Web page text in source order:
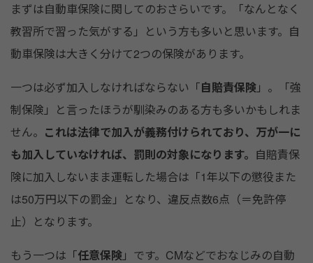
まずは自動車保険に関してのおさらいです。「なんとなく
教習所で習った気がする」という方も多いと思います。自
動車保険は大きく分けて2つの保険があります。
一つは必ず加入しなければならない「自賠責保険」。「強
制保険」と言ったほうが馴染みのある方も多いかもしれま
せん。 これは法律で加入が義務付けられており、万が一に
も加入していなければ、罰則の対象になります。 自賠責保
険に加入しないまま運転した場合は「1年以下の懲役また
は50万円以下の罰金」となり、違反点数6点（＝免許停
止）となります。
もう一つは「任意保険」です。CMなどでおなじみの自動